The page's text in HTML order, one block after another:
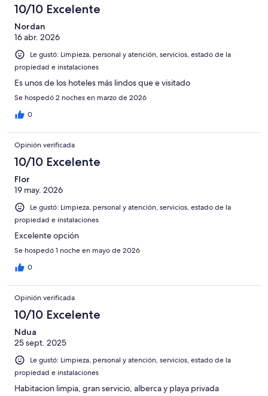
10/10 Excelente
Nordan
16 abr. 2026
Le gustó: Limpieza, personal y atención, servicios, estado de la
propiedad e instalaciones
Es unos de los hoteles más lindos que e visitado
Se hospedó 2 noches en marzo de 2026
0
Opinión verificada
10/10 Excelente
Flor
19 may. 2026
Le gustó: Limpieza, personal y atención, servicios, estado de la
propiedad e instalaciones
Excelente opción
Se hospedó 1 noche en mayo de 2026
0
Opinión verificada
10/10 Excelente
Ndua
25 sept. 2025
Le gustó: Limpieza, personal y atención, servicios, estado de la
propiedad e instalaciones
Habitacion limpia, gran servicio, alberca y playa privada